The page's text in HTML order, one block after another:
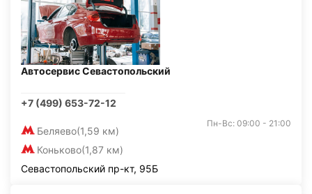
Автосервис Севастопольский
+7 (499) 653-72-12
Беляево(1,59 км)
Коньково(1,87 км)
Пн-Вс: 09:00 - 21:00
Севастопольский пр-кт, 95Б